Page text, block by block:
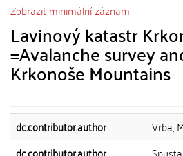
Zobrazit minimální záznam
Lavinový katastr
=Avalanche survey
Krkonoše Mountains
dc.contributor.author
Vrba,